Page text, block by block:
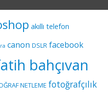
akıllı telefon
canon DSLR facebook
bahçıvan
NETLEME fotoğrafçılık